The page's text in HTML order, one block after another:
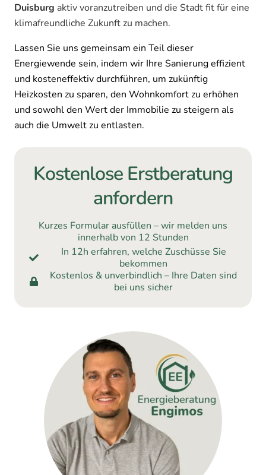
Duisburg aktiv voranzutreiben und die Stadt fit für eine
klimafreundliche Zukunft zu machen.
Lassen Sie uns gemeinsam ein Teil dieser
Energiewende sein, indem wir Ihre Sanierung effizient
und kosteneffektiv durchführen, um zukünftig
Heizkosten zu sparen, den Wohnkomfort zu erhöhen
und sowohl den Wert der Immobilie zu steigern als
auch die Umwelt zu entlasten.
Kostenlose Erstberatung
anfordern
Kurzes Formular ausfüllen – wir melden uns
innerhalb von 12 Stunden
In 12h erfahren, welche Zuschüsse Sie
bekommen
Kostenlos & unverbindlich – Ihre Daten sind
bei uns sicher